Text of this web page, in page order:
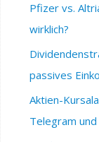
Pfizer vs.
wirklich?
passives
Aktien-
Telegram und